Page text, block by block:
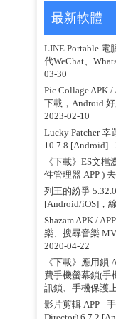
最新軟體
LINE Portable 電
代WeChat、
03-30
Pic Collage APK
下載，Android
2023-02-10
Lucky Patcher 幸
10.7.8 [Android] -
《下載》ES文
件管理器 APP )
列王的紛爭
[Android/iOS]，
Shazam APK /
樂、搜尋音樂
2020-04-22
《下載》應用鎖
費手機螢幕鎖(手
訊鎖、手機保護
影片剪輯 APP -